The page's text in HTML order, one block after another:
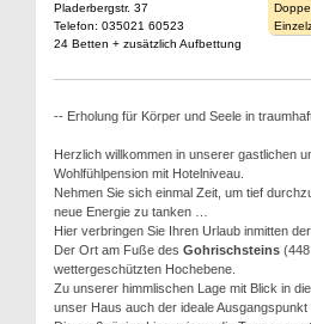
Pladerbergstr. 37
Telefon: 035021 60523
24 Betten + zusätzlich Aufbettung
-- Erholung für Körper und Seele in
Herzlich willkommen in unserer gastlichen
Wohlfühlpension mit Hotelniveau.
Nehmen Sie sich einmal Zeit, um tief
neue Energie zu tanken …
Hier verbringen Sie Ihren Urlaub inmitten
Der Ort am Fuße des Gohrischsteins
wettergeschützten Hochebene.
Zu unserer himmlischen Lage mit Blick in
unser Haus auch der ideale Ausgangspunkt